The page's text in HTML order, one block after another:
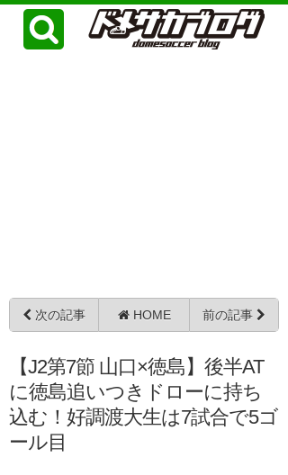
次の記事 HOME 前の記事
【J2第7節 山口×徳島】後半AT
に徳島追いつきドローに持ち
込む！好調渡大生は7試合で5ゴ
ール目